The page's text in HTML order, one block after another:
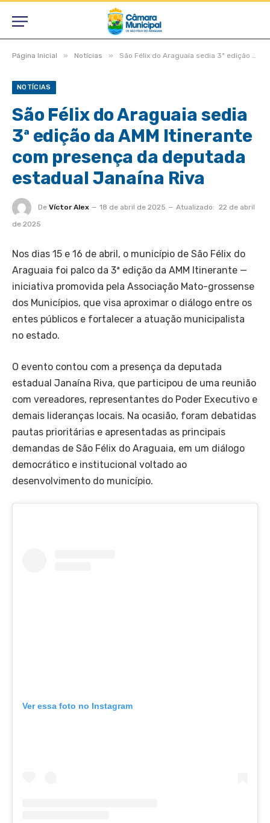
Página Inicial » Notícias » São Félix do Araguaia sedia 3ª edição da AMM Itinerante com presença da deputada estadual Janaína Riva
NOTÍCIAS
São Félix do Araguaia sedia
3ª edição da AMM Itinerante
com presença da deputada
estadual Janaína Riva
De Víctor Alex 18 de abril de 2025 Atualizado: 22 de abril
de 2025
Nos dias 15 e 16 de abril, o município de São Félix do
Araguaia foi palco da 3ª edição da AMM Itinerante —
iniciativa promovida pela Associação Mato-grossense
dos Municípios, que visa aproximar o diálogo entre os
entes públicos e fortalecer a atuação municipalista
no estado.
O evento contou com a presença da deputada
estadual Janaína Riva, que participou de uma reunião
com vereadores, representantes do Poder Executivo e
demais lideranças locais. Na ocasião, foram debatidas
pautas prioritárias e apresentadas as principais
demandas de São Félix do Araguaia, em um diálogo
democrático e institucional voltado ao
desenvolvimento do município.
Ver essa foto no Instagram